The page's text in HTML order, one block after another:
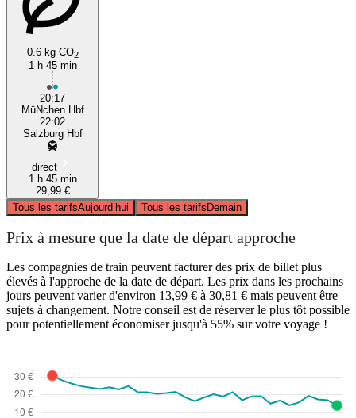
0.6 kg CO2
1 h 45 min
20:17
MüNchen Hbf
22:02
Salzburg Hbf
direct
1 h 45 min
29,99 €
Tous les tarifsAujourd’hui Tous les tarifsDemain
Prix à mesure que la date de départ approche
Les compagnies de train peuvent facturer des prix de billet plus
élevés à l'approche de la date de départ. Les prix dans les prochains
jours peuvent varier d'environ 13,99 € à 30,81 € mais peuvent être
sujets à changement. Notre conseil est de réserver le plus tôt possible
pour potentiellement économiser jusqu'à 55% sur votre voyage !